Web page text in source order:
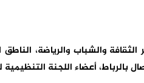
بالرباط، أعضاء اللجنة